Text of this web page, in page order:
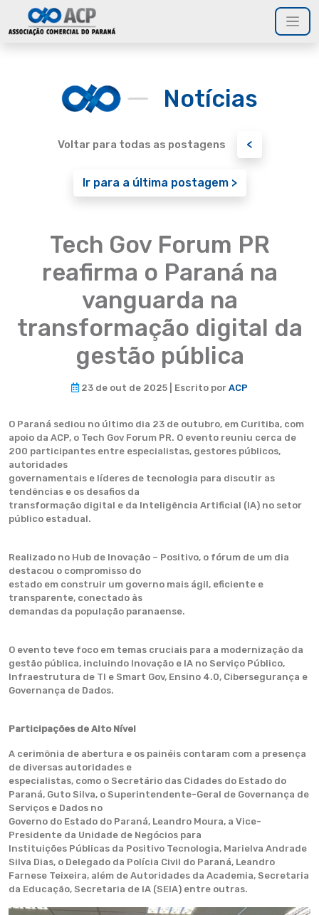
Notícias
Voltar para todas as postagens <
Ir para a última postagem >
Tech Gov Forum PR
reafirma o Paraná na
vanguarda na
transformação digital da
gestão pública
23 de out de 2025 | Escrito por ACP
O Paraná sediou no último dia 23 de outubro, em Curitiba, com
apoio da ACP, o Tech Gov Forum PR. O evento reuniu cerca de
200 participantes entre especialistas, gestores públicos,
autoridades
governamentais e líderes de tecnologia para discutir as
tendências e os desafios da
transformação digital e da Inteligência Artificial (IA) no setor
público estadual.
Realizado no Hub de Inovação – Positivo, o fórum de um dia
destacou o compromisso do
estado em construir um governo mais ágil, eficiente e
transparente, conectado às
demandas da população paranaense.
O evento teve foco em temas cruciais para a modernização da
gestão pública, incluindo Inovação e IA no Serviço Público,
Infraestrutura de TI e Smart Gov, Ensino 4.0, Cibersegurança e
Governança de Dados.
Participações de Alto Nível
A cerimônia de abertura e os painéis contaram com a presença
de diversas autoridades e
especialistas, como o Secretário das Cidades do Estado do
Paraná, Guto Silva, o Superintendente-Geral de Governança de
Serviços e Dados no
Governo do Estado do Paraná, Leandro Moura, a Vice-
Presidente da Unidade de Negócios para
Instituições Públicas da Positivo Tecnologia, Marielva Andrade
Silva Dias, o Delegado da Polícia Civil do Paraná, Leandro
Farnese Teixeira, além de Autoridades da Academia, Secretaria
da Educação, Secretaria de IA (SEIA) entre outras.